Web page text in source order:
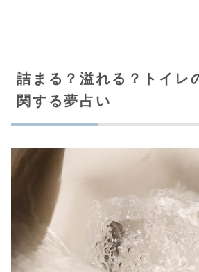
詰まる？溢れる？トイレ
関する夢占い